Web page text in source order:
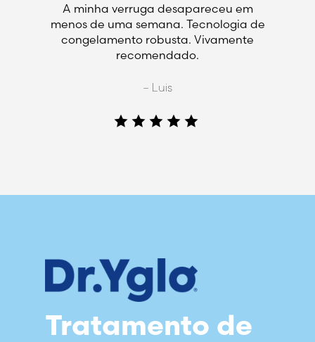
A minha verruga desapareceu em
menos de uma semana. Tecnologia de
congelamento robusta. Vivamente
recomendado.
– Luis
Tratamento de